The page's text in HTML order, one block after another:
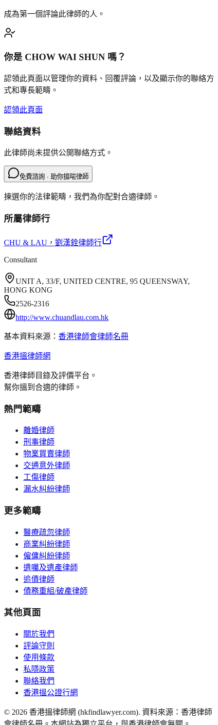
成為第一個評論此律師的人。
你是 CHOW WAI SHUN 嗎？
認領此頁面以管理你的資料、回覆評論，以及顯示你的聯絡方
式和專長範疇。
認領此頁面
聯絡資料
此律師尚未提供公開聯絡方式。
免費諮詢 · 助你搵啱律師
揀選你的法律範疇，我們為你配對合適律師。
所屬律師行
CHU & LAU ，劉漢銓律師行
Consultant
UNIT A, 33/F, UNITED CENTRE, 95 QUEENSWAY,
HONG KONG
2526-2316
http://www.chuandlau.com.hk
基本資料來源： 香港律師會律師名冊
香港搵律師網
香港律師目錄及評價平台。
幫你搵到合適的律師。
熱門範疇
離婚律師
刑事律師
物業買賣律師
交通意外律師
工傷律師
漏水糾紛律師
更多範疇
醫療疏忽律師
商業糾紛律師
僱傭糾紛律師
遺囑及遺產律師
追債律師
債務重組/破產律師
其他頁面
關於我們
評論守則
使用條款
私隱政策
聯絡我們
香港搵公證行網
© 2026 香港搵律師網 (hkfindlawyer.com). 資料來源：香港律師